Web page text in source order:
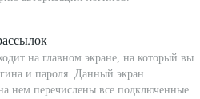
на главном экране, на который вы
и пароля. Данный экран
нем перечислены все подключенные